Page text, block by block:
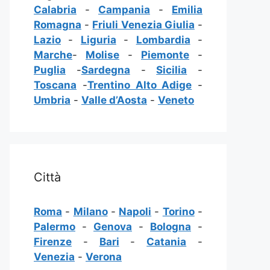
Calabria - Campania - Emilia
Romagna - Friuli Venezia Giulia -
Lazio - Liguria - Lombardia -
Marche- Molise - Piemonte -
Puglia -Sardegna -Sicilia -
Toscana -Trentino Alto Adige -
Umbria - Valle d’Aosta - Veneto
Città
Roma - Milano- Napoli - Torino-
Palermo - Genova - Bologna -
Firenze - Bari - Catania -
Venezia - Verona